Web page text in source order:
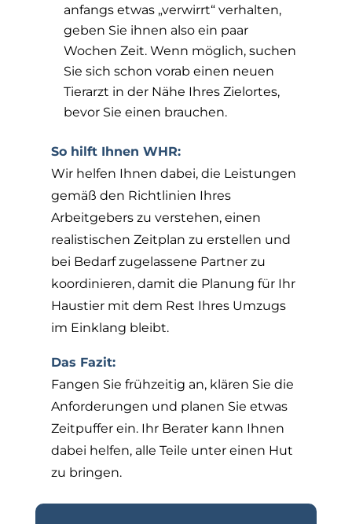
anfangs etwas „verwirrt“ verhalten,
geben Sie ihnen also ein paar
Wochen Zeit. Wenn möglich, suchen
Sie sich schon vorab einen neuen
Tierarzt in der Nähe Ihres Zielortes,
bevor Sie einen brauchen.
So hilft Ihnen WHR:
Wir helfen Ihnen dabei, die Leistungen
gemäß den Richtlinien Ihres
Arbeitgebers zu verstehen, einen
realistischen Zeitplan zu erstellen und
bei Bedarf zugelassene Partner zu
koordinieren, damit die Planung für Ihr
Haustier mit dem Rest Ihres Umzugs
im Einklang bleibt.
Das Fazit:
Fangen Sie frühzeitig an, klären Sie die
Anforderungen und planen Sie etwas
Zeitpuffer ein. Ihr Berater kann Ihnen
dabei helfen, alle Teile unter einen Hut
zu bringen.